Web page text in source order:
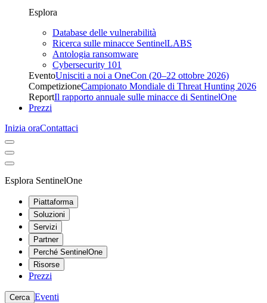
Esplora
Database delle vulnerabilità
Ricerca sulle minacce SentinelLABS
Antologia ransomware
Cybersecurity 101
EventoUnisciti a noi a OneCon (20–22 ottobre 2026)
CompetizioneCampionato Mondiale di Threat Hunting 2026
ReportIl rapporto annuale sulle minacce di SentinelOne
Prezzi
Inizia oraContattaci
Esplora SentinelOne
Piattaforma
Soluzioni
Servizi
Partner
Perché SentinelOne
Risorse
Prezzi
Cerca Eventi